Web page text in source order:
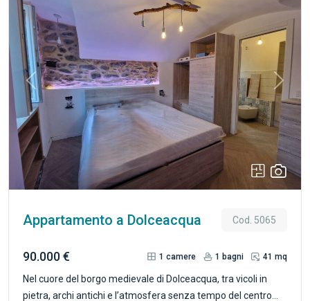
protetto con accesso al terrazzo sul tetto soprastante.
L’alloggio si trova in uno stato di manutenzione molto curato
ed è stato utilizzato, fin dalla ristrutturazione circa 20 anni
fa, solo come residenza secondaria. E’ dotata di bellissimi
pavimenti in cotto, muratura in pietra naturale e finestre di
legno con persiane. Il riscaldamento centrale è ancora
funzionante con bombole a gas, una conversione al comodo
collegamento del gas di città è facilmente realizzabile. Una
piccola stanza sul terrazzo principale offre spazio da
ripostiglio e la collocazione per la lavatrice.
Previous Next
Appartamento a Dolceacqua Cod. 5065
90.000 € 1camere 1 bagni 41 mq
Nel cuore del borgo medievale di Dolceacqua, tra vicoli in
pietra, archi antichi e l’atmosfera senza tempo del centro